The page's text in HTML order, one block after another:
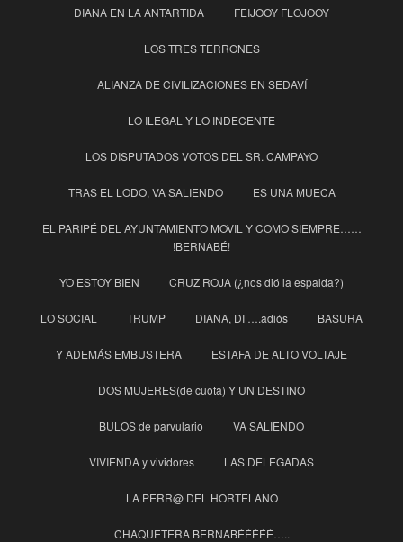
DIANA EN LA ANTARTIDA FEIJOOY FLOJOOY
LOS TRES TERRONES
ALIANZA DE CIVILIZACIONES EN SEDAVÍ
LO ILEGAL Y LO INDECENTE
LOS DISPUTADOS VOTOS DEL SR. CAMPAYO
TRAS EL LODO, VA SALIENDO ES UNA MUECA
EL PARIPÉ DEL AYUNTAMIENTO MOVIL Y COMO SIEMPRE……
!BERNABÉ!
YO ESTOY BIEN CRUZ ROJA (¿nos dió la espalda?)
LO SOCIAL TRUMP DIANA, DI ….adiós BASURA
Y ADEMÁS EMBUSTERA ESTAFA DE ALTO VOLTAJE
DOS MUJERES(de cuota) Y UN DESTINO
BULOS de parvulario VA SALIENDO
VIVIENDA y vividores LAS DELEGADAS
LA PERR@ DEL HORTELANO
CHAQUETERA BERNABÉÉÉÉÉ…..